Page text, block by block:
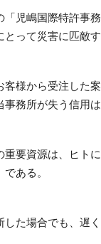
嶋国際特許事務
って災害に匹敵
様から受注した
務所が失う信用
要資源は、
ヒト
ある。
た場合でも、遅